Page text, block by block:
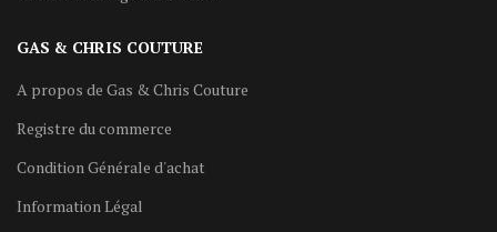
GAS & CHRIS COUTURE
A propos de Gas & Chris Couture
Registre du commerce
Condition Générale d'achat
Information Légal